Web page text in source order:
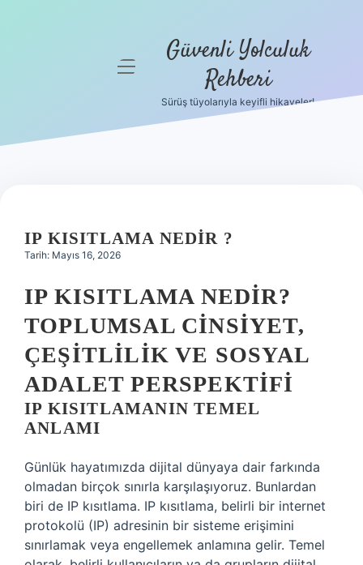
Hakkımızda
menüyü Güvenli Yolculuk
Rehberi
Sürüş tüyolarıyla keyifli hikayeler!
IP KISITLAMA NEDIR ?
Tarih: Mayıs 16, 2026
IP KISITLAMA NEDIR?
TOPLUMSAL CINSIYET,
ÇEŞITLILIK VE SOSYAL
ADALET PERSPEKTIFI
IP KISITLAMANIN TEMEL
ANLAMI
Günlük hayatımızda dijital dünyaya dair farkında
olmadan birçok sınırla karşılaşıyoruz. Bunlardan
biri de IP kısıtlama. IP kısıtlama, belirli bir internet
protokolü (IP) adresinin bir sisteme erişimini
sınırlamak veya engellemek anlamına gelir. Temel